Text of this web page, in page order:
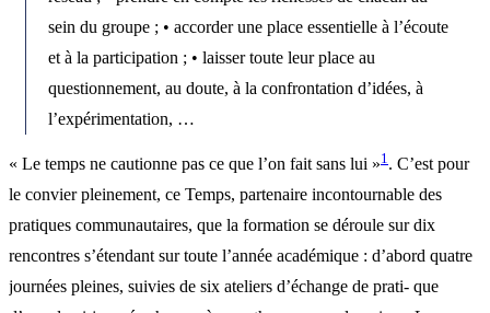
sein du groupe ; • accorder une place essentielle à l’écoute
et à la participation ; • laisser toute leur place au
questionnement, au doute, à la confrontation d’idées, à
l’expérimentation, …
« Le temps ne cautionne pas ce que l’on fait sans lui »1 . C’est pour
le convier pleinement, ce Temps, partenaire incontournable des
pratiques communautaires, que la formation se déroule sur dix
rencontres s’étendant sur toute l’année académique : d’abord quatre
journées pleines, suivies de six ateliers d’échange de prati- que